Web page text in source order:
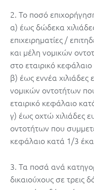
2. Το ποσό
α) έως δώδεκα
επιχειρηματίες /
και μέλη νομικών
στο εταιρικό
β) έως εννέα
νομικών οντοτήτων
εταιρικό κεφάλαιο
γ) έως οχτώ χιλιάδες
οντοτήτων που
κεφάλαιο κατά 1/3
3. Τα ποσά ανά
δικαιούχους σε τρεις